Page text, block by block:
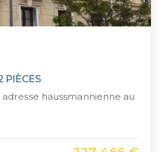
PIÈCES
haussmannienne au